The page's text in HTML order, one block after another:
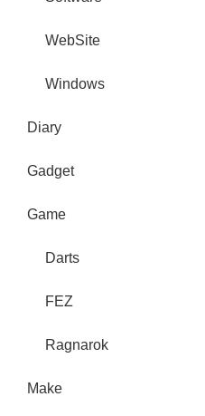
WebSite
Windows
Diary
Gadget
Game
Darts
FEZ
Ragnarok
Make